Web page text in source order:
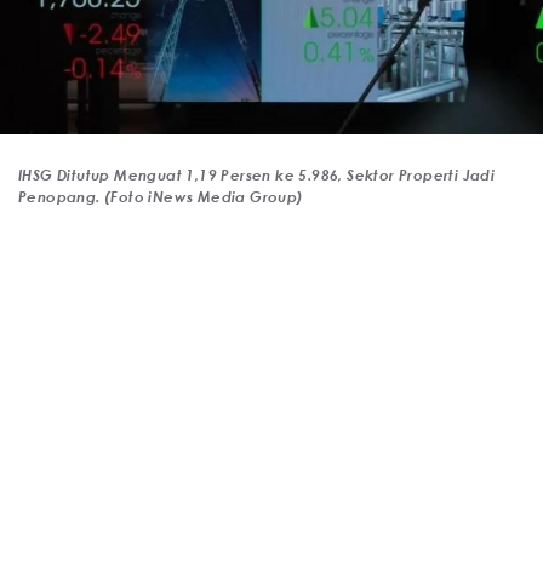
IHSG Ditutup Menguat 1,19 Persen ke 5.986, Sektor Properti Jadi
Penopang. (Foto iNews Media Group)